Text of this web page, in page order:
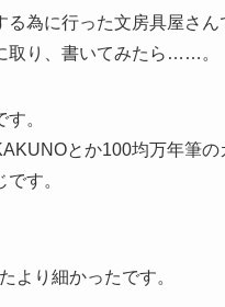
る為に行った文房具屋さ
取り、書いてみたら……。
。
とか100均万年筆
す。
より細かったです。